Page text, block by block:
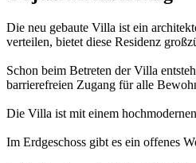
Die neu gebaute Villa ist ein
verteilen, bietet diese Residenz
Schon beim Betreten der Villa
barrierefreien Zugang für alle
Die Villa ist mit einem
Im Erdgeschoss gibt es ein offenes